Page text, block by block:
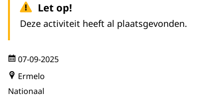
Let op!
Deze activiteit heeft al plaatsgevonden.
07-09-2025
Ermelo
Nationaal